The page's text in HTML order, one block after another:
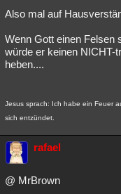
Also mal auf
Wenn Gott einen Felsen
würde er keinen NICHT-
heben....
Jesus sprach: Ich habe ein Feuer
sich entzündet.
rafael
@ MrBrown